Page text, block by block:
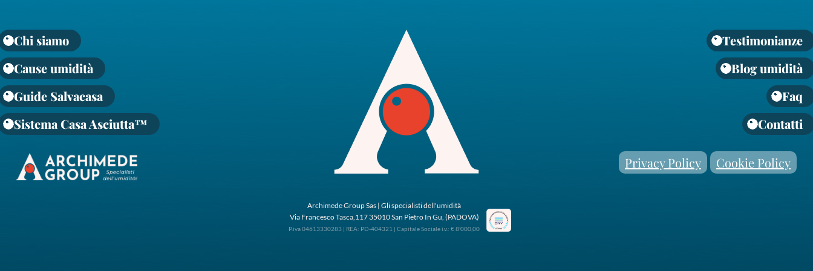
Chi siamo
Cause umidità
Guide Salvacasa
Sistema Casa Asciutta™
Archimede Group Sas | Gli specialisti dell'umidità
Via Francesco Tasca,117 35010 San Pietro In Gu, (PADOVA)
P.iva 04613330283 | REA: PD-404321 | Capitale Sociale i.v.: € 8'000,00
Testimonianze
Blog umidità
Faq
Contatti
Privacy Policy Cookie Policy